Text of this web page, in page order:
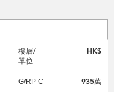
樓層/
單位
HK$
G/RP C 935萬